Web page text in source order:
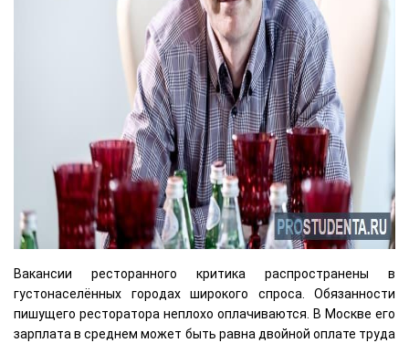
Вакансии ресторанного критика распространены в
густонаселённых городах широкого спроса. Обязанности
пишущего ресторатора неплохо оплачиваются. В Москве его
зарплата в среднем может быть равна двойной оплате труда